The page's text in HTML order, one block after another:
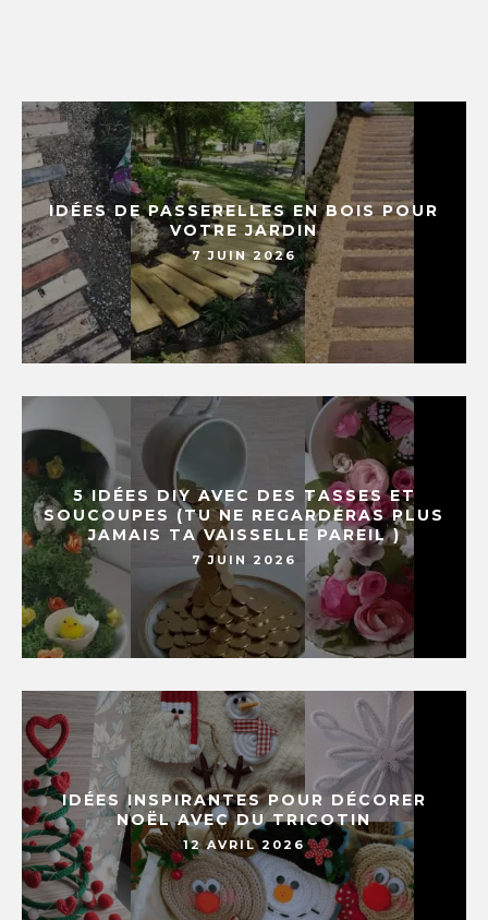
IDÉES DE PASSERELLES EN BOIS POUR
VOTRE JARDIN
7 JUIN 2026
5 IDÉES DIY AVEC DES TASSES ET
SOUCOUPES (TU NE REGARDERAS PLUS
JAMAIS TA VAISSELLE PAREIL )
7 JUIN 2026
IDÉES INSPIRANTES POUR DÉCORER
NOËL AVEC DU TRICOTIN
12 AVRIL 2026